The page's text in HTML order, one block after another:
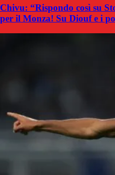
Chivu: “Rispondo così su
per il Monza! Su Diouf e i